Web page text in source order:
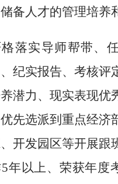
备人才的管理培养
落实导师帮带、
纪实报告、考核评
潜力、现实表现优
先选派到重点经济
开发园区等开展跟
5年以上、荣获年度